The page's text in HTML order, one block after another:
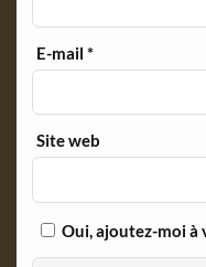
E-mail*
Site web
Oui, ajoutez-moi à